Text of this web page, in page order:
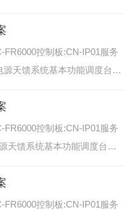
数据上传功能。而GPS定
FR6000控制板:CN-IP01服务
天馈系统基本功能调度台录
数据上传功能。而GPS定位功
FR6000控制板:CN-IP01服务
天馈系统基本功能调度台录
络技术，艾可慕数字通讯将
FR6000控制板:CN-IP01服务